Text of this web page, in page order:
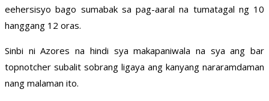
eehersisyo bago sumabak sa pag-aaral na tumatagal ng 10
hanggang 12 oras.
Sinbi ni Azores na hindi sya makapaniwala na sya ang bar
topnotcher subalit sobrang ligaya ang kanyang nararamdaman
nang malaman ito.